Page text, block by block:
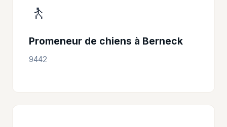
🚶
Promeneur de chiens à Berneck
9442